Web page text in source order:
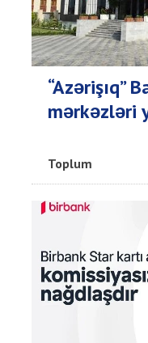
“Azərişıq”
mərkəzləri
Toplum